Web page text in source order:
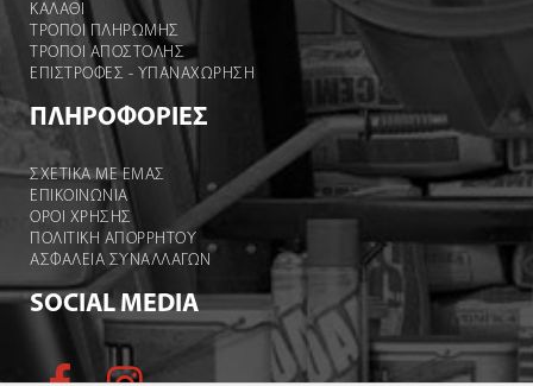
ΚΑΛΆΘΙ
ΤΡΟΠΟΙ ΠΛΗΡΩΜΗΣ
ΤΡΟΠΟΙ ΑΠΟΣΤΟΛΉΣ
ΕΠΙΣΤΡΟΦΕΣ - ΥΠΑΝΑΧΩΡΗΣΗ
ΠΛΗΡΟΦΟΡΙΕΣ
ΣΧΕΤΙΚΑ ΜΕ ΕΜΑΣ
ΕΠΙΚΟΙΝΩΝΙΑ
ΟΡΟΙ ΧΡΉΣΗΣ
ΠΟΛΙΤΙΚΗ ΑΠΟΡΡΗΤΟΥ
ΑΣΦΑΛΕΙΑ ΣΥΝΑΛΛΑΓΩΝ
SOCIAL MEDIA